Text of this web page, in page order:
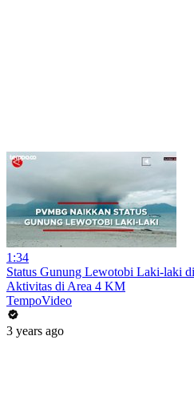
1:34
Status Gunung Lewotobi Laki-laki
Aktivitas di Area 4 KM
TempoVideo
3 years ago